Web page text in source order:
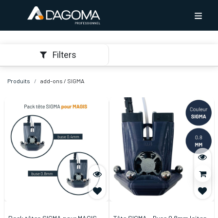
Filters
Produits add-ons / SIGMA